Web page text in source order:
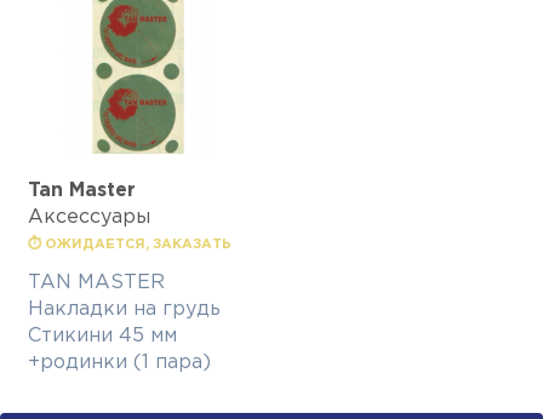
Tan Master
Аксессуары
⏱ ОЖИДАЕТСЯ, ЗАКАЗАТЬ
TAN MASTER
Накладки на грудь
Стикини 45 мм
+родинки (1 пара)